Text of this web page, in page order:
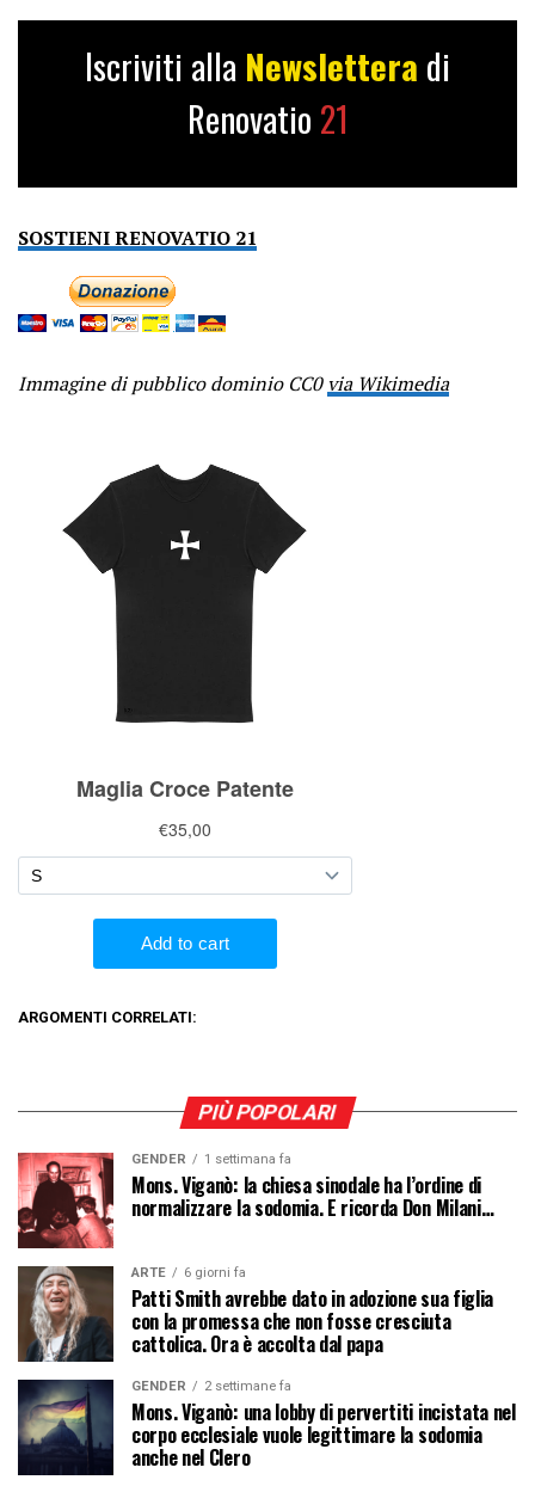
Iscriviti alla Newslettera di
Renovatio 21
SOSTIENI RENOVATIO 21
Immagine di pubblico dominio CC0via Wikimedia
ARGOMENTI CORRELATI:
PIÙ POPOLARI
GENDER 1 settimana fa
Mons. Viganò: la chiesa sinodale ha l’ordine di
normalizzare la sodomia. E ricorda Don Milani…
ARTE 6 giorni fa
Patti Smith avrebbe dato in adozione sua figlia
con la promessa che non fosse cresciuta
cattolica. Ora è accolta dal papa
GENDER 2 settimane fa
Mons. Viganò: una lobby di pervertiti incistata nel
corpo ecclesiale vuole legittimare la sodomia
anche nel Clero